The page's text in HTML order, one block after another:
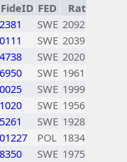
FideID FED
Rat
SWE 2092
SWE 2039
SWE 2020
SWE 1961
SWE 1999
SWE 1956
SWE 1928
POL 1834
SWE 1975